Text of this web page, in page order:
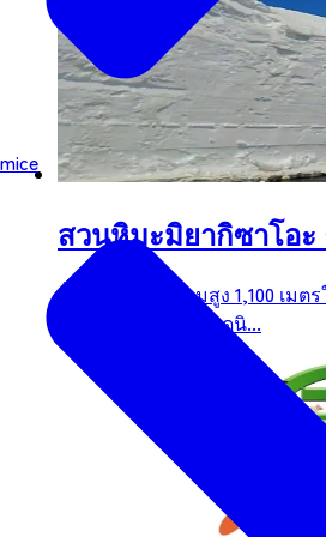
mice
สวนหิมะมิยากิซาโอ
ตั้งอยู่ที่ระดับความสูง 1,100 เมต
เราเป็นสกีรีสอร์ทยอดนิ...